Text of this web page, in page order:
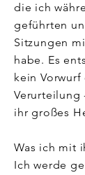
die ich
geführten
Sitzungen
habe. Es
kein
Verurteilung
ihr großes
Was ich mit
Ich werde